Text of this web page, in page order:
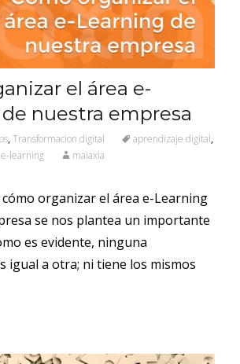
el área e-
nuestra empresa
,Transformacion digital aprendizaje digital,
learning maiaxia
organizar el área e-Learning
se nos plantea un importante
es evidente, ninguna
igual a otra; ni tiene los mismos